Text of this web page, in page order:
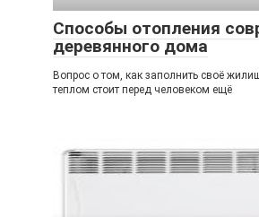
Способы отопления
деревянного дома
Вопрос о том, как заполнить своё
теплом стоит перед человеком ещё